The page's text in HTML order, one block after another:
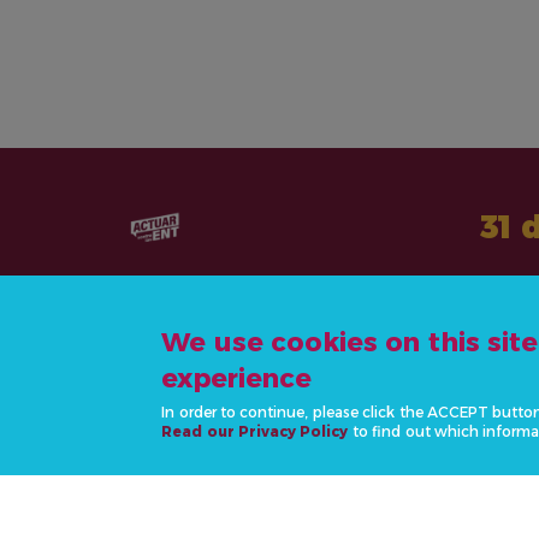
31
CONTÁCTANOS
info@actonncds.org
www.ncdalliance.org
We use cookies on this
experience
In order to continue, please click the ACCEPT
Read our Privacy Policy to find out which